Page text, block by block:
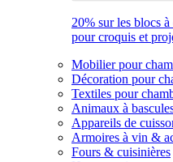
20% sur les blocs
pour croquis et
Mobilier pour
Décoration pour
Textiles pour
Animaux à
Appareils de
Armoires à vin &
Fours & cuisinières